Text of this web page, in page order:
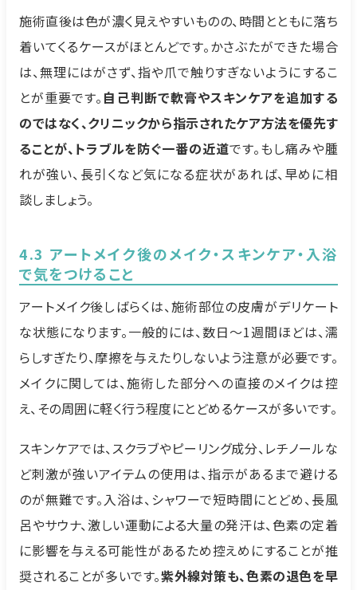
施術直後は色が濃く見えやすいものの、時間とともに落ち
着いてくるケースがほとんどです。かさぶたができた場合
は、無理にはがさず、指や爪で触りすぎないようにするこ
とが重要です。 自己判断で軟膏やスキンケアを追加する
のではなく、クリニックから指示されたケア方法を優先す
ることが、トラブルを防ぐ一番の近道です。もし痛みや腫
れが強い、長引くなど気になる症状があれば、早めに相
談しましょう。
4.3 アートメイク後のメイク・スキンケア・入浴
で気をつけること
アートメイク後しばらくは、施術部位の皮膚がデリケート
な状態になります。一般的には、数日〜1週間ほどは、濡
らしすぎたり、摩擦を与えたりしないよう注意が必要です。
メイクに関しては、施術した部分への直接のメイクは控
え、その周囲に軽く行う程度にとどめるケースが多いです。
スキンケアでは、スクラブやピーリング成分、レチノールな
ど刺激が強いアイテムの使用は、指示があるまで避ける
のが無難です。入浴は、シャワーで短時間にとどめ、長風
呂やサウナ、激しい運動による大量の発汗は、色素の定着
に影響を与える可能性があるため控えめにすることが推
奨されることが多いです。紫外線対策も、色素の退色を早